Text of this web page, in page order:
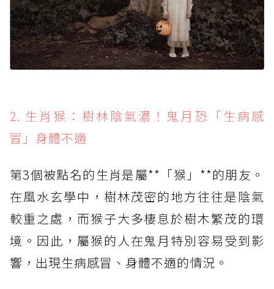
2. 生肖猴：樹林陰氣濃！鬼月恐「生病感
冒」身體不適
第3個被點名的生肖是屬**「猴」**的朋友。
在風水玄學中，樹林茂密的地方往往是陰氣
較重之處，而猴子大多棲息於樹木繁茂的環
境。因此，屬猴的人在鬼月特別容易受到影
響，出現生病感冒、身體不適的情況。